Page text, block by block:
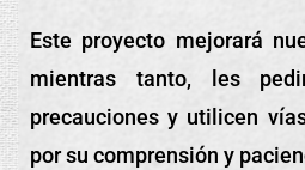
Este proyecto mejorará
mientras tanto, les
precauciones y utilicen
por su comprensión y